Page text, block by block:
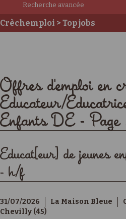
Recherche avancée
Crèchemploi > Top jobs
Offres d'emploi en
Educateur/
Enfants DE - Page
Educat[eur] de jeunes
- h/f
31/07/2026 La Maison Bleue
Chevilly (45)